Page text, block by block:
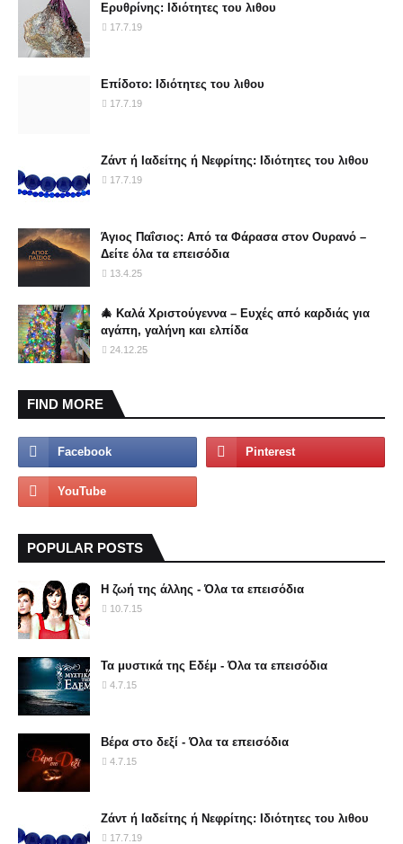
Ερυθρίνης: Ιδιότητες του λιθου
17.7.19
Επίδοτο: Ιδιότητες του λιθου
17.7.19
Ζάντ ή Ιαδείτης ή Νεφρίτης: Ιδιότητες του λιθου
17.7.19
Άγιος Παΐσιος: Από τα Φάρασα στον Ουρανό –
Δείτε όλα τα επεισόδια
13.4.25
🎄 Καλά Χριστούγεννα – Ευχές από καρδιάς για
αγάπη, γαλήνη και ελπίδα
24.12.25
FIND MORE
POPULAR POSTS
Η ζωή της άλλης - Όλα τα επεισόδια
10.7.15
Τα μυστικά της Εδέμ - Όλα τα επεισόδια
4.7.15
Βέρα στο δεξί - Όλα τα επεισόδια
4.7.15
Ζάντ ή Ιαδείτης ή Νεφρίτης: Ιδιότητες του λιθου
17.7.19